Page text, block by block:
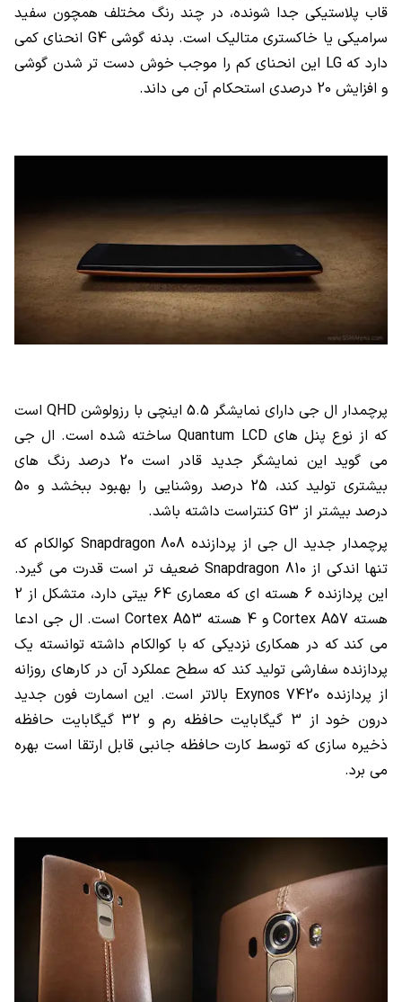
قاب پلاستیکی جدا شونده، در چند رنگ مختلف همچون سفید
سرامیکی یا خاکستری متالیک است. بدنه گوشی G4 انحنای کمی
دارد که LG این انحنای کم را موجب خوش دست تر شدن گوشی
و افزایش 20 درصدی استحکام آن می داند.
پرچمدار ال جی دارای نمایشگر 5.5 اینچی با رزولوشن QHD است
که از نوع پنل های Quantum LCD ساخته شده است. ال جی
می گوید این نمایشگر جدید قادر است 20 درصد رنگ های
بیشتری تولید کند، 25 درصد روشنایی را بهبود ببخشد و 50
درصد بیشتر از G3 کنتراست داشته باشد.
پرچمدار جدید ال جی از پردازنده Snapdragon 808 کوالکام که
تنها اندکی از Snapdragon 810 ضعیف تر است قدرت می گیرد.
این پردازنده 6 هسته ای که معماری 64 بیتی دارد، متشکل از 2
هسته Cortex A57 و 4 هسته Cortex A53 است. ال جی ادعا
می کند که در همکاری نزدیکی که با کوالکام داشته توانسته یک
پردازنده سفارشی تولید کند که سطح عملکرد آن در کارهای روزانه
از پردازنده Exynos 7420 بالاتر است. این اسمارت فون جدید
درون خود از 3 گیگابایت حافظه رم و 32 گیگابایت حافظه
ذخیره سازی که توسط کارت حافظه جانبی قابل ارتقا است بهره
می برد.